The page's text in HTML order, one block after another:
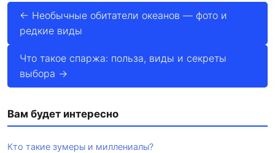
← Необычные обитатели океанов — фото и
редкие виды
Что такое спаржа: польза, виды и секреты
выбора →
Вам будет интересно
Кто такие зумеры и миллениалы?